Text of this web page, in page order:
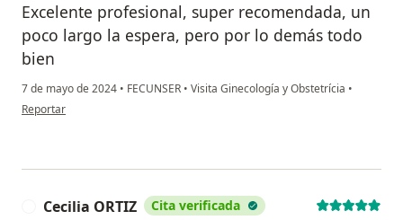
Excelente profesional, super recomendada, un
poco largo la espera, pero por lo demás todo
bien
7 de mayo de 2024 • FECUNSER • Visita Ginecología y Obstetrícia •
en opinión del usuario Luz Marina Jaramillo
Reportar
Cecilia ORTIZ Cita verificada